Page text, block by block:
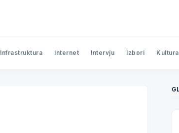
Infrastruktura Internet Intervju Izbori